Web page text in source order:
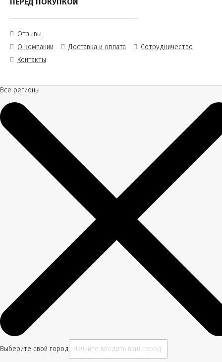
Отзывы
О компании
Доставка и оплата
Сотрудничество
Контакты
Все регионы
Выберите свой город